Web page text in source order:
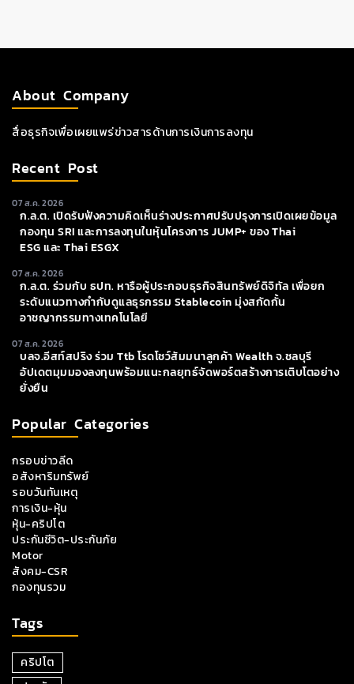
About Company
สื่อธุรกิจเพื่อเผยแพร่ข่าวสารด้านการเงินการลงทุน
Recent Post
07 ส.ค. 2026
ก.ล.ต. เปิดรับฟังความคิดเห็นร่างประกาศปรับปรุงการเปิดเผยข้อมูล
กองทุน SRI และการลงทุนในหุ้นโครงการ JUMP+ ของ Thai
ESG และ Thai ESGX
07 ส.ค. 2026
ก.ล.ต. ร่วมกับ ธปท. หารือผู้ประกอบธุรกิจสินทรัพย์ดิจิทัล เพื่อยก
ระดับแนวทางกำกับดูแลธุรกรรม Stablecoin มุ่งสกัดกั้น
อาชญากรรมทางเทคโนโลยี
07 ส.ค. 2026
บลจ.อีสท์สปริง ร่วม Ttb โรดโชว์สัมมนาลูกค้า Wealth จ.ชลบุรี
อัปเดตมุมมองลงทุนพร้อมแนะกลยุทธ์จัดพอร์ตสร้างการเติบโตอย่าง
ยั่งยืน
Popular Categories
กรอบข่าวลีด
อสังหาริมทรัพย์
รอบวันทันเหตุ
การเงิน-หุ้น
หุ้น-คริปโต
ประกันชีวิต-ประกันภัย
Motor
สังคม-CSR
กองทุนรวม
Tags
คริปโต